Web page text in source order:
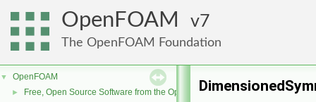
OpenFOAM 7
The OpenFOAM Foundation
▼ OpenFOAM
► Free, Open Source Software from the OpenFOAM Foundation